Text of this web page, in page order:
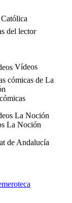
del lector
Vídeos
La Noción